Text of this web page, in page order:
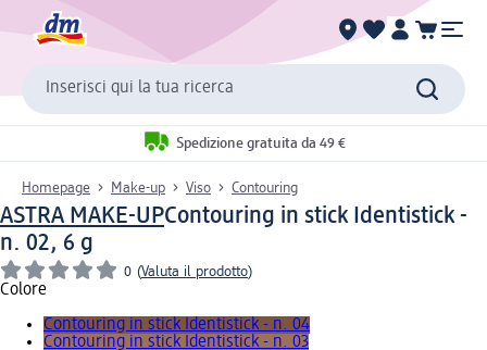
Inserisci qui la tua ricerca
Spedizione gratuita da 49 €
Homepage Make-up Viso Contouring
ASTRA MAKE-UPContouring in stick Identistick -
n. 02, 6 g
0 (Valuta il prodotto)
Colore
Contouring in stick Identistick - n. 04
Contouring in stick Identistick - n. 03